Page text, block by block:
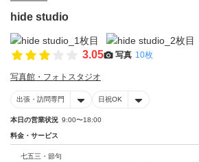
hide studio
3.05 写真 10枚
写真館・フォトスタジオ
出張・訪問専門 日祝OK
本日の営業状況 9:00〜18:00
料金・サービス
七五三・節句